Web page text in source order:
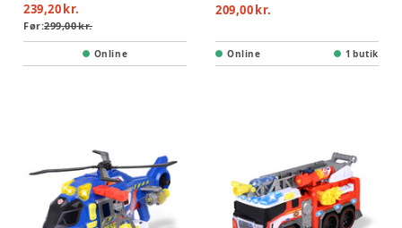
239,20 kr.
Før:299,00 kr.
Online
209,00 kr.
Online 1 butik